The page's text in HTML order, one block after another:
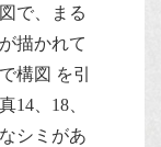
で、まる
描かれて
構図 を引
14、18、
シミがあ